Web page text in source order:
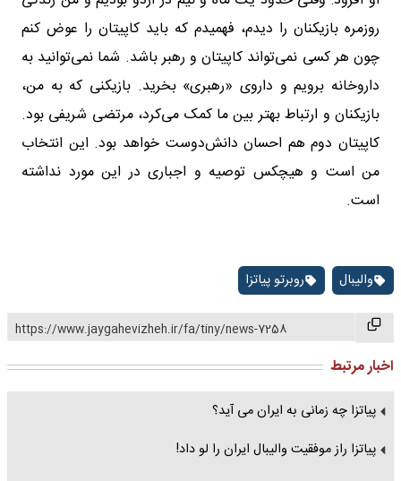
روزمره بازیکنان را دیدم،‌ فهمیدم که باید کاپیتان را عوض کنم
چون هر کسی نمی‌تواند کاپیتان و رهبر باشد. شما نمی‌توانید به
داروخانه برویم و داروی «رهبری» بخرید. بازیکنی که به من‌،
بازیکنان و ارتباط بهتر بین ما کمک می‌کرد، مرتضی شریفی بود.
کاپیتان دوم هم احسان دانش‌دوست خواهد بود. این انتخاب
من است و هیچکس توصیه و اجباری در این مورد نداشته
است.
والیبال روبرتو پیاتزا
https://www.jaygahevizheh.ir/fa/tiny/news-7258
اخبار مرتبط
پیاتزا چه زمانی به ایران می آید؟
پیاتزا راز موفقیت والیبال ایران را لو داد!